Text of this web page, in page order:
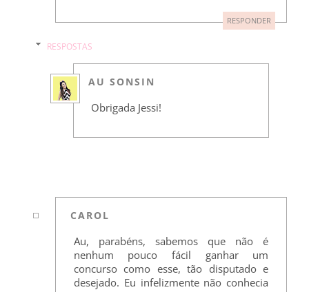
RESPONDER
RESPOSTAS
AU SONSIN
Obrigada Jessi!
CAROL
Au, parabéns, sabemos que não é
nenhum pouco fácil ganhar um
concurso como esse, tão disputado e
desejado. Eu infelizmente não conhecia